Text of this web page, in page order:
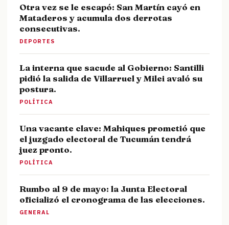
Otra vez se le escapó: San Martín cayó en
Mataderos y acumula dos derrotas
consecutivas.
DEPORTES
La interna que sacude al Gobierno: Santilli
pidió la salida de Villarruel y Milei avaló su
postura.
POLÍTICA
Una vacante clave: Mahiques prometió que
el juzgado electoral de Tucumán tendrá
juez pronto.
POLÍTICA
Rumbo al 9 de mayo: la Junta Electoral
oficializó el cronograma de las elecciones.
GENERAL